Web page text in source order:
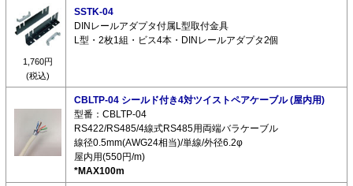
1,760円
(税込)
SSTK-04
DINレールアダプタ付属L型取付金具
L型・2枚1組・ビス4本・DINレールアダプタ2個
CBLTP-04 シールド付き4対ツイストペアケーブル (屋内用)
型番：CBLTP-04
RS422/RS485/4線式RS485用両端バラケーブル
線径0.5mm(AWG24相当)/単線/外径6.2φ
屋内用(550円/m)
*MAX100m